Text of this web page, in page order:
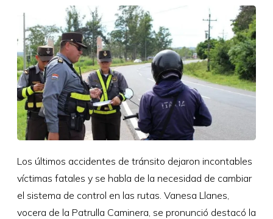
Los últimos accidentes de tránsito dejaron incontables
víctimas fatales y se habla de la necesidad de cambiar
el sistema de control en las rutas. Vanesa Llanes,
vocera de la Patrulla Caminera, se pronunció destacó la